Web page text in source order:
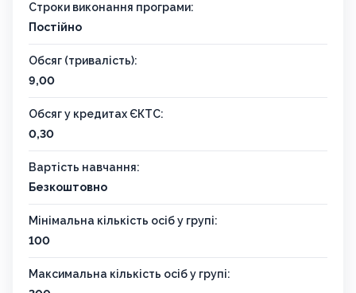
Строки виконання програми:
Постійно
Обсяг (тривалість):
9,00
Обсяг у кредитах ЄКТС:
0,30
Вартість навчання:
Безкоштовно
Мінімальна кількість осіб у групі:
100
Максимальна кількість осіб у групі: